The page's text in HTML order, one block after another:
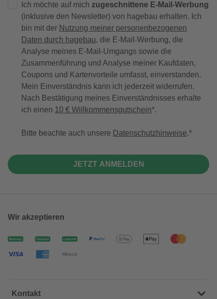
Ich möchte auf mich zugeschnittene E-Mail-Werbung
(inklusive den Newsletter) von hagebau erhalten. Ich
bin mit der Nutzung meiner personenbezogenen
Daten durch hagebau, die E-Mail-Werbung, die
Analyse meines E-Mail-Umgangs sowie die
Zusammenführung und Analyse meiner Kaufdaten,
Coupons und Kartenvorteile umfasst, einverstanden.
Mein Einverständnis kann ich jederzeit widerrufen.
Nach Bestätigung meines Einverständnisses erhalte
ich einen 10 € Willkommensgutschein*.
Bitte beachte auch unsere Datenschutzhinweise.
JETZT ANMELDEN
Wir akzeptieren
Kontakt